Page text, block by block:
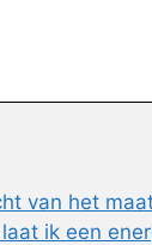
van het
ik een